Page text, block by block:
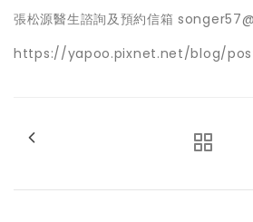
張松源醫生諮詢及預約信箱
https://yapoo.pixnet.net/blog/